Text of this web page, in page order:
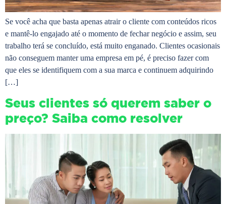
Se você acha que basta apenas atrair o cliente com conteúdos ricos
e mantê-lo engajado até o momento de fechar negócio e assim, seu
trabalho terá se concluído, está muito enganado. Clientes ocasionais
não conseguem manter uma empresa em pé, é preciso fazer com
que eles se identifiquem com a sua marca e continuem adquirindo
[…]
Seus clientes só querem saber o
preço? Saiba como resolver